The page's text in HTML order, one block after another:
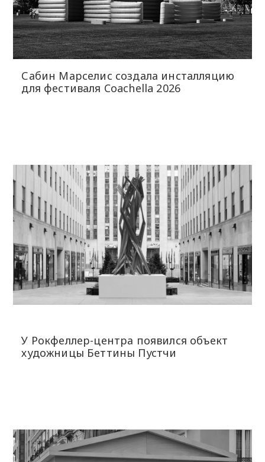
Сабин Марселис создала инсталляцию
для фестиваля Coachella 2026
У Рокфеллер-центра появился объект
художницы Беттины Пустчи